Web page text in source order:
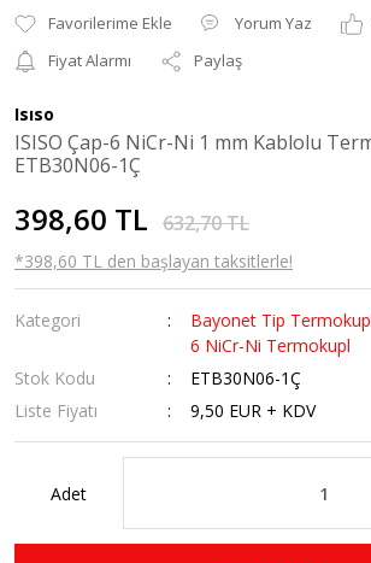
Yorum Yaz
Fiyat Alarmı
Paylaş
Isıso
ISISO Çap-6 NiCr-Ni 1 mm Kablolu
ETB30N06-1Ç
398,60 TL 632,70 TL
*398,60 TL den başlayan taksitlerle!
Kategori Bayonet Tip
6 NiCr-Ni Termokupl
Stok Kodu
ETB30N06-1Ç
Liste Fiyatı
9,50 EUR + KDV
Adet